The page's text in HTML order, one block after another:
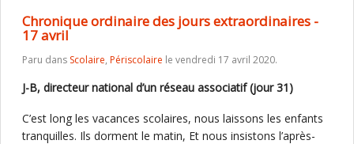
Chronique ordinaire des jours extraordinaires -
17 avril
Paru dans Scolaire, Périscolaire le vendredi 17 avril 2020.
J-B, directeur national d’un réseau associatif (jour 31)
C’est long les vacances scolaires, nous laissons les enfants
tranquilles. Ils dorment le matin, Et nous insistons l’après-